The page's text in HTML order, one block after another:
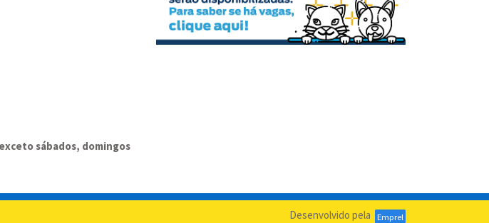
sábados, domingos
Desenvolvido pela Emprel